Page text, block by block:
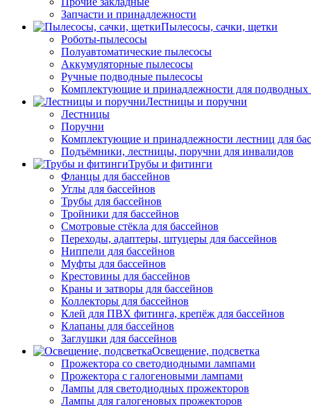
Запчасти и принадлежности
Пылесосы, сачки, щетки
Роботы-пылесосы
Полуавтоматические пылесосы
Аккумуляторные пылесосы
Ручные подводные пылесосы
Комплектующие и принадлежности для подводных
Лестницы и поручни
Лестницы
Поручни
Комплектующие и принадлежности лестниц для
Подъёмники, лестницы, поручни для инвалидов
Трубы и фитинги
Фланцы для бассейнов
Углы для бассейнов
Трубы для бассейнов
Тройники для бассейнов
Смотровые стёкла для бассейнов
Переходы, адаптеры, штуцеры для бассейнов
Ниппели для бассейнов
Муфты для бассейнов
Крестовины для бассейнов
Краны и затворы для бассейнов
Коллекторы для бассейнов
Клей для ПВХ фитинга, крепёж для бассейнов
Клапаны для бассейнов
Заглушки для бассейнов
Освещение, подсветка
Прожектора со светодиодными лампами
Прожектора с галогеновыми лампами
Лампы для светодиодных прожекторов
Лампы для галогеновых прожекторов